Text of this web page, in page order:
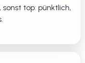
top: pünktlich,